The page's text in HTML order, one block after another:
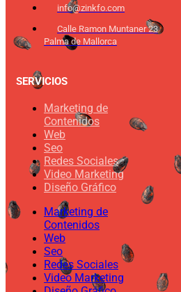
info@zinkfo.com
Calle Ramon Muntaner 23
Palma de Mallorca
SERVICIOS
Marketing de
Contenidos
Web
Seo
Redes Sociales
Video Marketing
Diseño Gráfico
Marketing de
Contenidos
Web
Seo
Redes Sociales
Video Marketing